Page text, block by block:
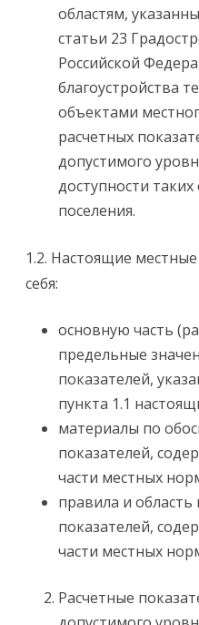
областям,
статьи 23
Российской
благоустройства
объектами
расчетных
допустимого
доступности
поселения.
1.2. Настоящие
себя:
основную часть
предельные
показателей,
пункта 1.1
материалы по
показателей,
части местных
правила и
показателей,
части местных
Расчетные